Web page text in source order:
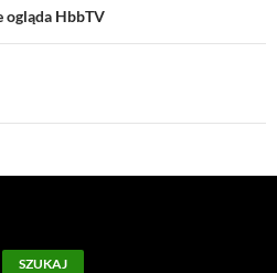
ogląda HbbTV
SZUKAJ